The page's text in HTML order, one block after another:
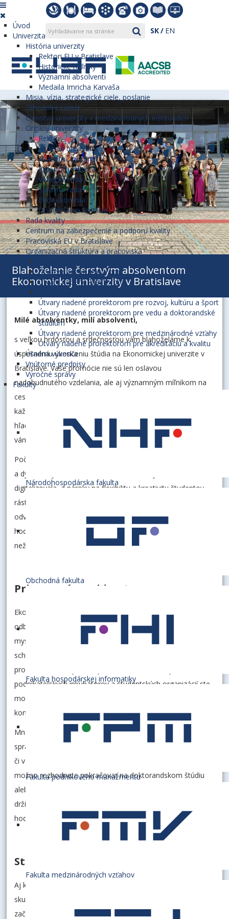
SK EN
Úvod
Univerzita
História univerzity
Rektori EU v Bratislave
Historické míľniky
Významní absolventi
Medaila Imricha Karvaša
Misia, vízia, strategické ciele, poslanie
Dlhodobý zámer
Členstvo univerzity v medzinárodných inštitúciách
Orgány univerzity
Rektor
Vedenie univerzity
Akademický senát
Kolégium rektora
Vedecká rada
Správna rada
Etická komisia
Disciplinárna komisia
Rada kvality
Centrum na zabezpečenie a podporu kvality
Pracoviská EU v Bratislave
Organizačná štruktúra a pracoviská
Útvary riadené rektorom
Útvary riadené kvestorom
Útvary riadené prorektorom pre rozvoj, kultúru a šport
Útvary riadené prorektorom pre vedu a doktorandské
štúdium
Útvary riadené prorektorom pre medzinárodné vzťahy
Útvary riadené prorektorom pre akreditáciu a kvalitu
Úradná výveska
Vnútorné predpisy
Výročné správy
Fakulty
Národohospodárska fakulta
Obchodná fakulta
Fakulta hospodárskej informatiky
Fakulta podnikového manažmentu
Fakulta medzinárodných vzťahov
Blahoželanie čerstvým absolventom
Ekonomickej univerzity v Bratislave
Milé absolventky, milí absolventi,
s veľkou hrdosťou a srdečnosťou vám blahoželáme k
úspešnému ukončeniu štúdia na Ekonomickej univerzite v
Bratislave. Vaše promócie nie sú len oslavou
nadobudnutého vzdelania, ale aj významným míľnikom na
ceste osobnostného a profesionálneho dozrievania. Za
každým diplomom sa ukrývajú roky vytrvalosti, práce,
hľadania, rozhodnutí i sebaprekonávania. Tento úspech patrí
vám a vašim blízkym, ktorí vás počas štúdia podporovali.
Počas svojho akademického pôsobenia ste prešli náročným
a dynamickým obdobím – svet sa menil, výučba sa
digitalizovala, a nároky na flexibilitu a kreativitu študentov
rástli. No vy ste obstáli. Preukázali ste zodpovednosť,
odvahu myslieť inak, chuť posúvať hranice a ochotu tvoriť
hodnoty. Práve tieto kvality dnes spoločnosť potrebuje viac
než kedykoľvek predtým.
Pripravení meniť svet
Ekonomická univerzita v Bratislave vás pripravila nielen po
odbornej stránke. Veríme, že ste si osvojili aj kritické
myslenie, interdisciplinárny pohľad, jazykové kompetencie,
schopnosť spolupráce a rešpektu voči diverzite názorov. V
prostredí fakúlt, výskumných centier, zahraničných mobilít,
podnikateľských inkubátorov a študentských organizácií ste
mohli objaviť svoj potenciál, formovať identitu a budovať
kontakty, ktoré pretrvajú aj za múrmi univerzity.
Mnohých z vás čaká pôsobenie v biznise, vo verejnej
správe, v medzinárodných inštitúciách, neziskovom sektore
či vo vlastných podnikateľských projektoch. Niektorí sa
možno rozhodnete pokračovať na doktorandskom štúdiu
alebo v zahraničí. Nech už bude vaša cesta akákoľvek,
držíme vám palce a prajeme, aby ste zostali verní svojim
hodnotám a boli aktívnymi spolutvorcami lepšej budúcnosti.
Ste navždy súčasťou EUBA
Aj keď opúšťate prednáškové miestnosti a seminárne
skupiny, vzťah s univerzitou sa tým nekončí. Naopak –
začína sa nová forma partnerstva. Ako absolventi